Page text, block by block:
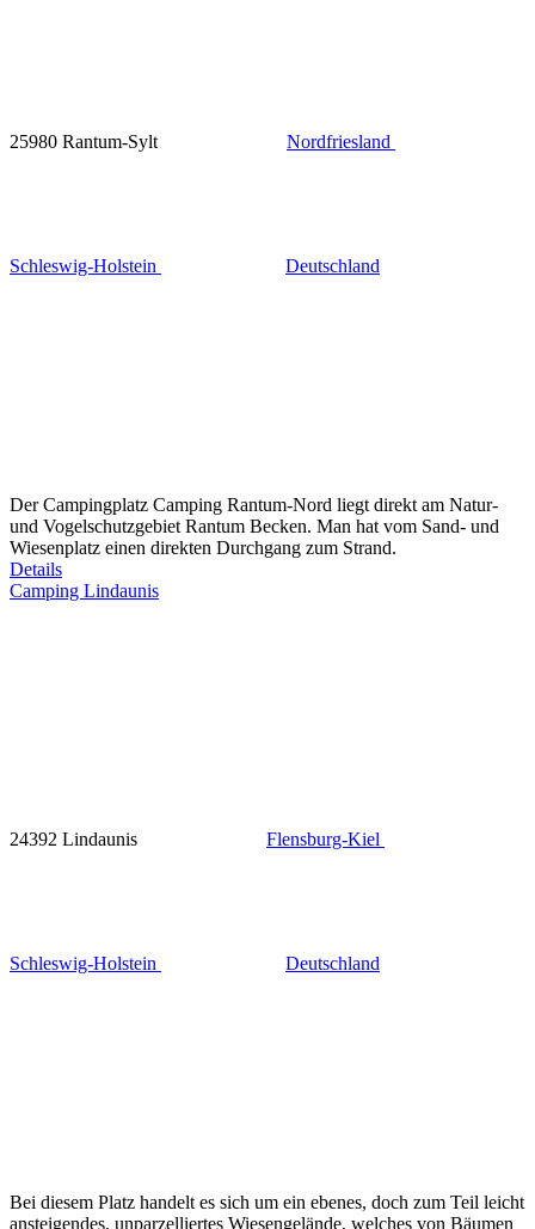
25980 Rantum-Sylt Nordfriesland
Schleswig-Holstein Deutschland
Der Campingplatz Camping Rantum-Nord liegt direkt am Natur-
und Vogelschutzgebiet Rantum Becken. Man hat vom Sand- und
Wiesenplatz einen direkten Durchgang zum Strand.
Details
Camping Lindaunis
24392 Lindaunis Flensburg-Kiel
Schleswig-Holstein Deutschland
Bei diesem Platz handelt es sich um ein ebenes, doch zum Teil leicht
ansteigendes, unparzelliertes Wiesengelände, welches von Bäumen